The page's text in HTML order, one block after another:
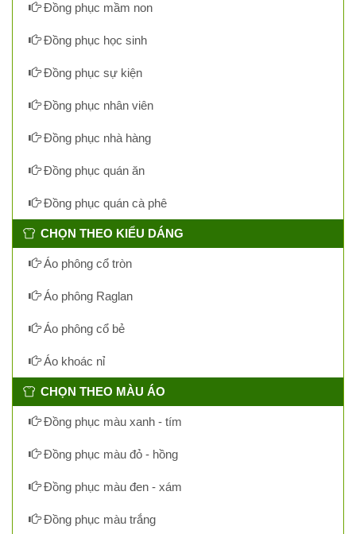
Đồng phục mầm non
Đồng phục học sinh
Đồng phục sự kiện
Đồng phục nhân viên
Đồng phục nhà hàng
Đồng phục quán ăn
Đồng phục quán cà phê
CHỌN THEO KIỂU DÁNG
Áo phông cổ tròn
Áo phông Raglan
Áo phông cổ bẻ
Áo khoác nỉ
CHỌN THEO MÀU ÁO
Đồng phục màu xanh - tím
Đồng phục màu đỏ - hồng
Đồng phục màu đen - xám
Đồng phục màu trắng